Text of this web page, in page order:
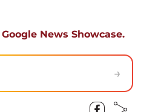
Google News Showcase.
→